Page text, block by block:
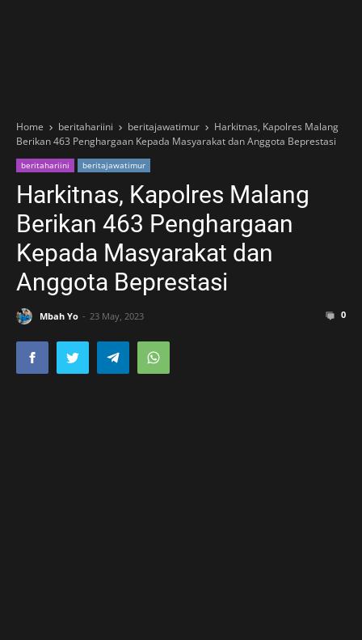
Home beritahariini beritajawatimur
Harkitnas, Kapolres Malang
Berikan 463 Penghargaan Kepada Masyarakat dan Anggota Beprestasi
beritahariini beritajawatimur
Harkitnas, Kapolres Malang
Berikan 463 Penghargaan
Kepada Masyarakat dan
Anggota Beprestasi
Mbah Yo 23 May, 2023 0